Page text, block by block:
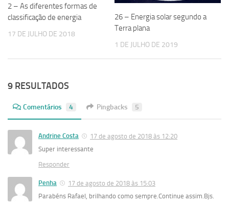
2 – As diferentes formas de
classificação de energia
17 DE JULHO DE 2018
26 – Energia solar segundo a
Terra plana
1 DE JULHO DE 2019
9 RESULTADOS
Comentários 4 Pingbacks 5
Andrine Costa
17 de agosto de 2018 às 12:20
Super interessante
Responder
Penha
17 de agosto de 2018 às 15:03
Parabéns Rafael, brilhando como sempre.Continue assim.Bjs.